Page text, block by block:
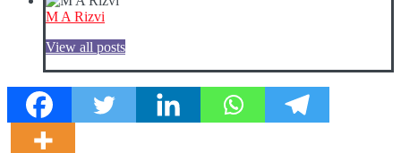
M A Rizvi
View all posts